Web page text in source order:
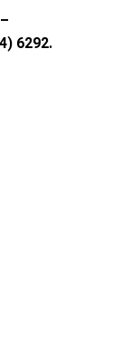
6292.